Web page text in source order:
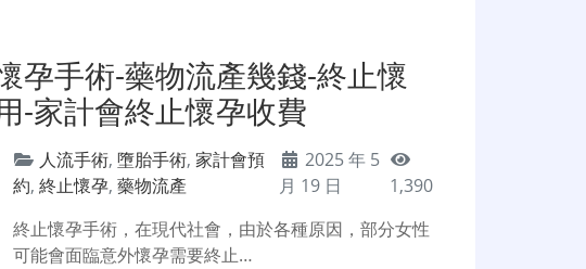
孕手術-藥物流產幾錢-終止懷
-家計會終止懷孕收費
人流手術,墮胎手術,家計會預
約,終止懷孕,藥物流產
2025 年 5
月 19 日
1,390
終止懷孕手術，在現代社會，由於各種原因，部分女性
可能會面臨意外懷孕需要終止…